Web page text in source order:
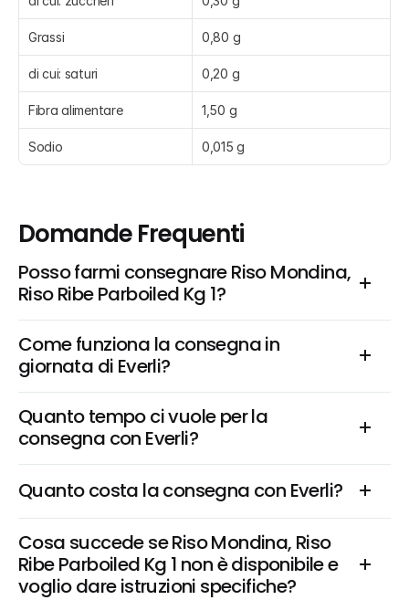
Grassi 0,80 g
di cui: saturi 0,20 g
Fibra alimentare 1,50 g
Sodio 0,015 g
Domande Frequenti
Posso farmi consegnare Riso Mondina,
Riso Ribe Parboiled Kg 1?
Come funziona la consegna in
giornata di Everli?
Quanto tempo ci vuole per la
consegna con Everli?
Quanto costa la consegna con Everli?
Cosa succede se Riso Mondina, Riso
Ribe Parboiled Kg 1 non è disponibile e
voglio dare istruzioni specifiche?